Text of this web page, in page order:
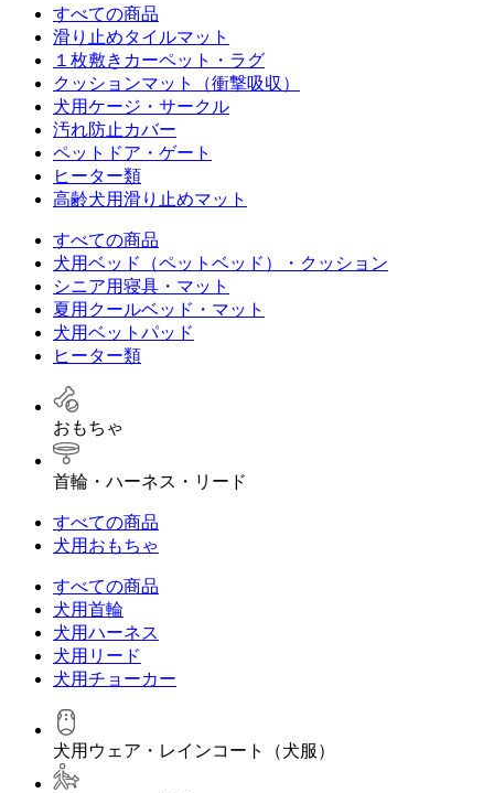
すべての商品
滑り止めタイルマット
１枚敷きカーペット・ラグ
クッションマット（衝撃吸収）
犬用ケージ・サークル
汚れ防止カバー
ペットドア・ゲート
ヒーター類
高齢犬用滑り止めマット
すべての商品
犬用ベッド（ペットベッド）・クッション
シニア用寝具・マット
夏用クールベッド・マット
犬用ベットパッド
ヒーター類
おもちゃ
首輪・ハーネス・リード
すべての商品
犬用おもちゃ
すべての商品
犬用首輪
犬用ハーネス
犬用リード
犬用チョーカー
犬用ウェア・レインコート（犬服）